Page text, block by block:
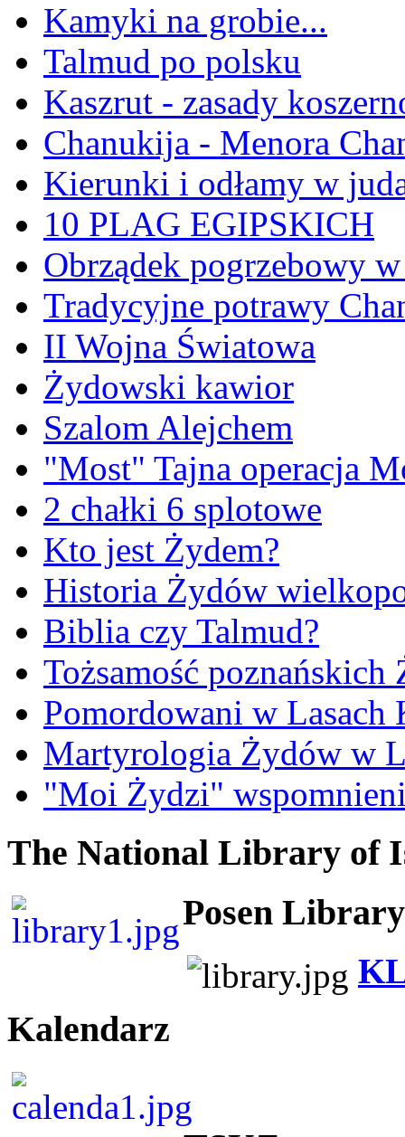
Kamyki na grobie...
Talmud po polsku
Kaszrut - zasady
Chanukija - Menora
Kierunki i odłamy w
10 PLAG EGIPSKICH
Obrządek pogrzebowy
Tradycyjne potrawy
II Wojna Światowa
Żydowski kawior
Szalom Alejchem
"Most" Tajna operacja
2 chałki 6 splotowe
Kto jest Żydem?
Historia Żydów
Biblia czy Talmud?
Tożsamość poznańskich
Pomordowani w Lasach
Martyrologia Żydów w
"Moi Żydzi"
The National Library of
Posen Library
Kalendarz